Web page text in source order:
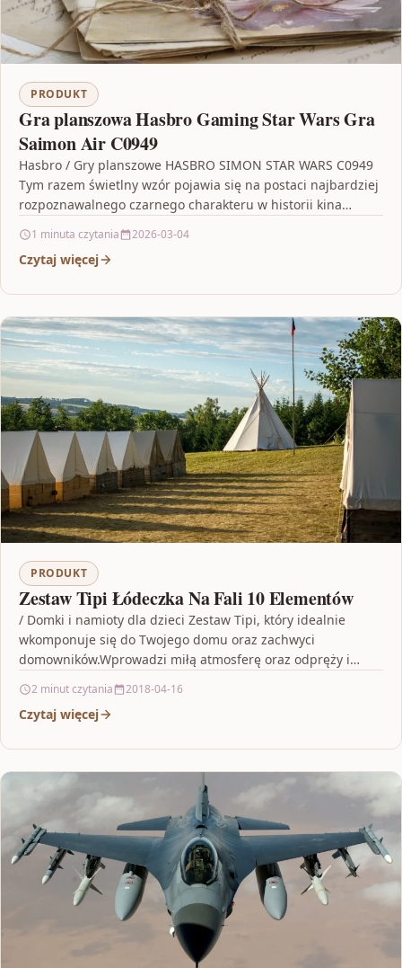
PRODUKT
Gra planszowa Hasbro Gaming Star Wars Gra
Saimon Air C0949
Hasbro / Gry planszowe HASBRO SIMON STAR WARS C0949
Tym razem świetlny wzór pojawia się na postaci najbardziej
rozpoznawalnego czarnego charakteru w historii kina…
1 minuta czytania 2026-03-04
Czytaj więcej
PRODUKT
Zestaw Tipi Łódeczka Na Fali 10 Elementów
/ Domki i namioty dla dzieci Zestaw Tipi, który idealnie
wkomponuje się do Twojego domu oraz zachwyci
domowników.Wprowadzi miłą atmosferę oraz odpręży i
2 minut czytania 2018-04-16
Czytaj więcej